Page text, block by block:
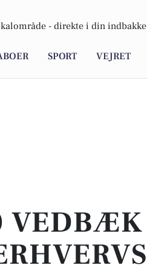
- direkte i din indbakke
SPORT VEJRET